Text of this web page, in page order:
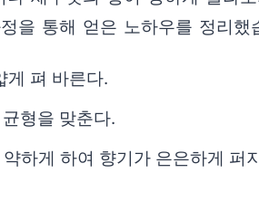
을 통해 얻은 노하우를 정리했
게 펴 바른다.
형을 맞춘다.
하게 하여 향기가 은은하게 퍼